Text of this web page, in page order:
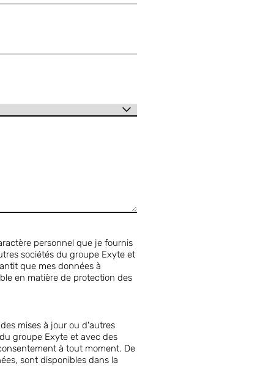
personnel que je fournis
sociétés du groupe Exyte et
que mes données à
en matière de protection des
mises à jour ou d'autres
groupe Exyte et avec des
à tout moment. De
sont disponibles dans la